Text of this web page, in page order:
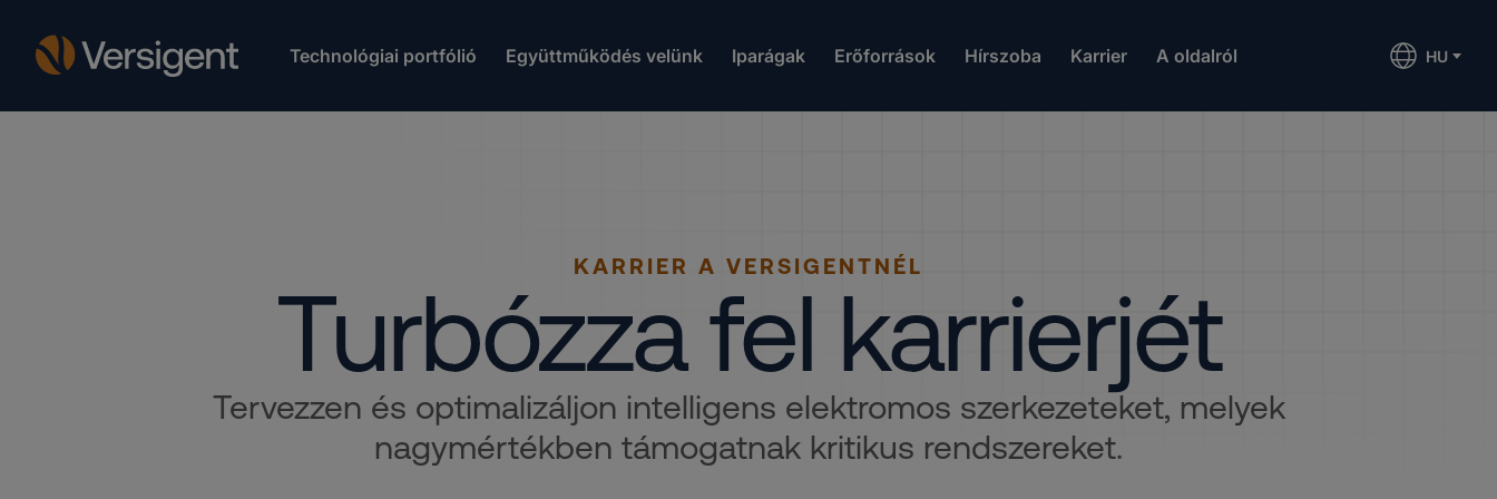
Technológiai portfólió Együttműködés velünk Iparágak Erőforrások Hírszoba Karrier A oldalról HU
KARRIER A VERSIGENTNÉL
Turbózza fel karrierjét
Tervezzen és optimalizáljon intelligens elektromos szerkezeteket, melyek
nagymértékben támogatnak kritikus rendszereket.